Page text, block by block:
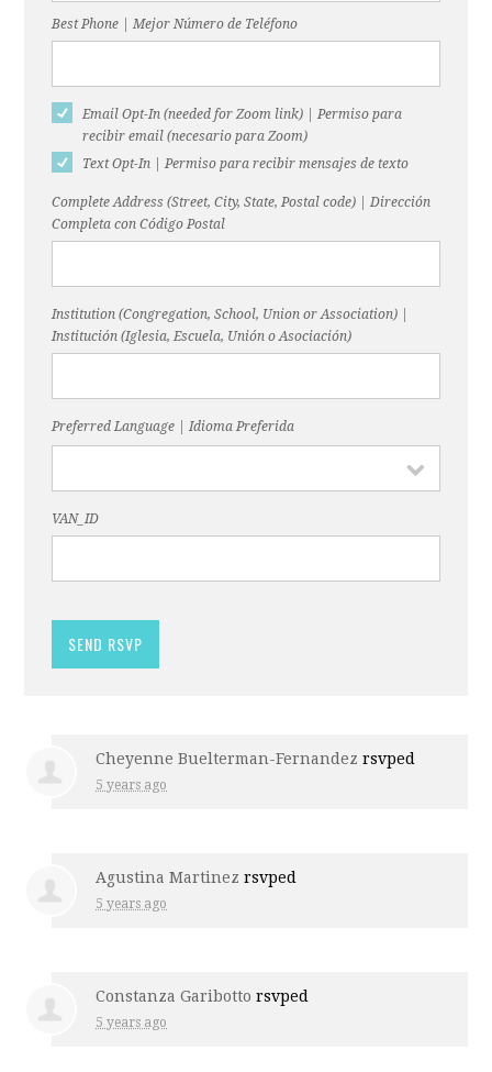
Best Phone | Mejor Número de Teléfono
Email Opt-In (needed for Zoom link) | Permiso para
recibir email (necesario para Zoom)
Text Opt-In | Permiso para recibir mensajes de texto
Complete Address (Street, City, State, Postal code) | Dirección
Completa con Código Postal
Institution (Congregation, School, Union or Association) |
Institución (Iglesia, Escuela, Unión o Asociación)
Preferred Language | Idioma Preferida
VAN_ID
Cheyenne Buelterman-Fernandez rsvped
5 years ago
Agustina Martinez rsvped
5 years ago
Constanza Garibotto rsvped
5 years ago